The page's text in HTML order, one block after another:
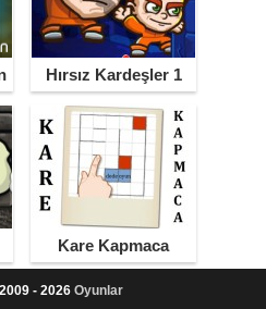
Hırsız Kardeşler 1
Kare Kapmaca
- 2026 Oyunlar